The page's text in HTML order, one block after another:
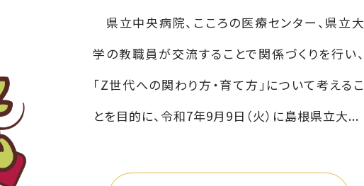
県立中央病院、こころの医療センター、県立大
学の教職員が交流することで関係づくりを行い、
「Z世代への関わり方・育て方」について考えるこ
とを目的に、令和7年9月9日（火）に島根県立大...